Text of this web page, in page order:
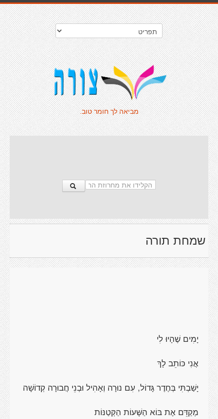
מביאה לך חומר טוב.
שמחת תורה
יָמִים שֶׁהָיוּ לִי
אֲנִי כּוֹתֵב לָךְ
יָשַׁבְתִּי בְּחֶדֶר גָּדוֹל, עִם נוּרָה וְאָהִיל וּבְנֵי חֲבוּרָה קְדוֹשָׁה
מְקַדֵּם אֶת בּוֹא הַשָּׁעוֹת הַקְּטַנּוֹת